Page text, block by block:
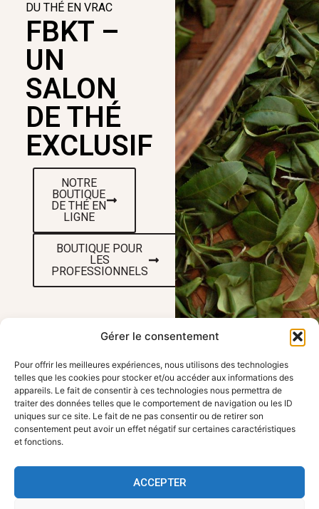
Gérer le consentement
Pour offrir les meilleures expériences, nous utilisons des technologies
telles que les cookies pour stocker et/ou accéder aux informations des
appareils. Le fait de consentir à ces technologies nous permettra de
traiter des données telles que le comportement de navigation ou les ID
uniques sur ce site. Le fait de ne pas consentir ou de retirer son
consentement peut avoir un effet négatif sur certaines caractéristiques
et fonctions.
ACCEPTER
DU THÉ EN VRAC
FBKT –
UN
SALON
DE THÉ
EXCLUSIF
NOTRE
BOUTIQUE
DE THÉ EN
LIGNE
BOUTIQUE POUR
LES
PROFESSIONNELS
VENEZ NOUS
RENDRE VISITE
FBKT - 354 route
contact@fbkt.fr
+33 4 28 72 00 90
LIENS UTILES
Accueil
Travailler avec
FBKT
confidentialité